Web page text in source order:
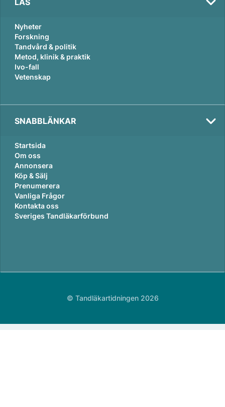
LÄS
Nyheter
Forskning
Tandvård & politik
Metod, klinik & praktik
Ivo-fall
Vetenskap
SNABBLÄNKAR
Startsida
Om oss
Annonsera
Köp & Sälj
Prenumerera
Vanliga Frågor
Kontakta oss
Sveriges Tandläkarförbund
© Tandläkartidningen 2026